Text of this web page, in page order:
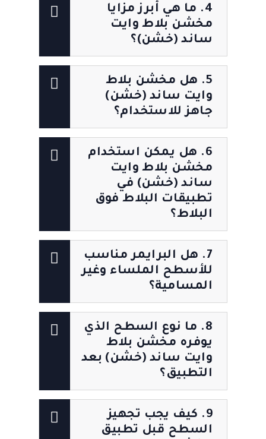
4. ما هي أبرز مزايا
مخشن بلاط وايت
ساند (خشن)؟
5. هل مخشن بلاط
وايت ساند (خشن)
جاهز للاستخدام؟
6. هل يمكن استخدام
مخشن بلاط وايت
ساند (خشن) في
تطبيقات البلاط فوق
البلاط؟
7. هل البرايمر مناسب
للأسطح الملساء وغير
المسامية؟
8. ما نوع السطح الذي
يوفره مخشن بلاط
وايت ساند (خشن) بعد
التطبيق؟
9. كيف يجب تجهيز
السطح قبل تطبيق